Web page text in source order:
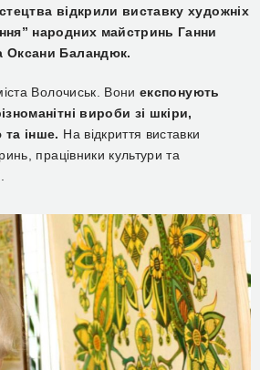
відкрили виставку художніх
народних майстринь Ганни
Оксани Баландюк.
Волочиськ. Вониекспонують
вироби зі шкіри,
та інше. На відкриття виставки
працівники культури та